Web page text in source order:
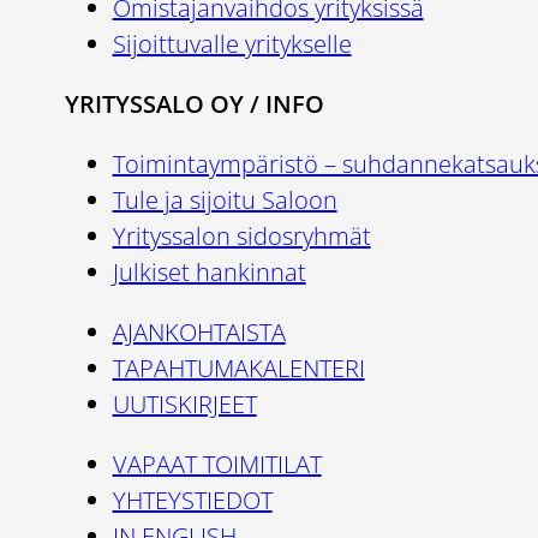
Omistajanvaihdos yrityksissä
Sijoittuvalle yritykselle
YRITYSSALO OY / INFO
Toimintaympäristö –
Tule ja sijoitu Saloon
Yrityssalon sidosryhmät
Julkiset hankinnat
AJANKOHTAISTA
TAPAHTUMAKALENTERI
UUTISKIRJEET
VAPAAT TOIMITILAT
YHTEYSTIEDOT